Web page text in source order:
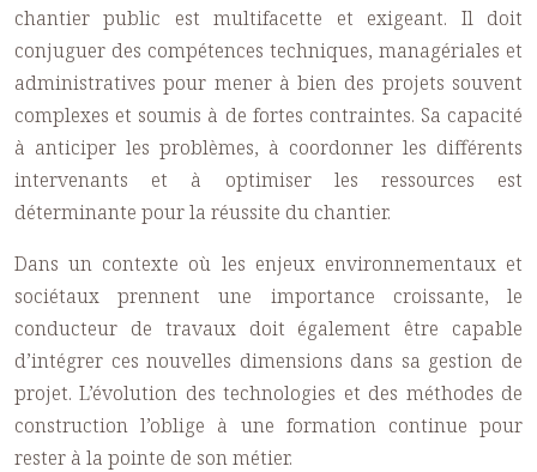
chantier public est multifacette et exigeant. Il doit
conjuguer des compétences techniques, managériales et
administratives pour mener à bien des projets souvent
complexes et soumis à de fortes contraintes. Sa capacité
à anticiper les problèmes, à coordonner les différents
intervenants et à optimiser les ressources est
déterminante pour la réussite du chantier.
Dans un contexte où les enjeux environnementaux et
sociétaux prennent une importance croissante, le
conducteur de travaux doit également être capable
d’intégrer ces nouvelles dimensions dans sa gestion de
projet. L’évolution des technologies et des méthodes de
construction l’oblige à une formation continue pour
rester à la pointe de son métier.